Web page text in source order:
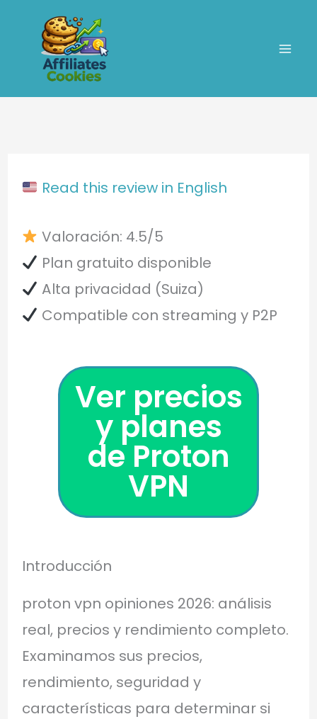
contenido
Read this review in English
Valoración: 4.5/5
Plan gratuito disponible
Alta privacidad (Suiza)
Compatible con streaming y P2P
Ver precios
y planes
de Proton
VPN
Introducción
proton vpn opiniones 2026: análisis
real, precios y rendimiento completo.
Examinamos sus precios,
rendimiento, seguridad y
características para determinar si